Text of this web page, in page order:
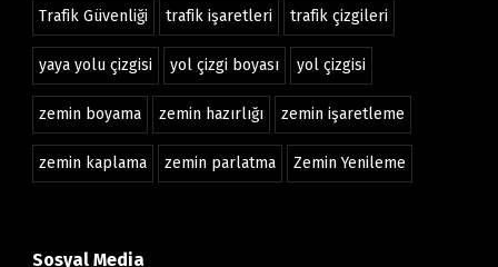
Trafik Güvenliği trafik işaretleri trafik çizgileri
yaya yolu çizgisi yol çizgi boyası yol çizgisi
zemin boyama zemin hazırlığı zemin işaretleme
zemin kaplama zemin parlatma Zemin Yenileme
Sosyal Media